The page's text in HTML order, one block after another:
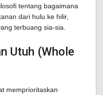
tentang bagaimana
dari hulu ke hilir,
terbuang sia-sia.
Utuh (Whole
memprioritaskan